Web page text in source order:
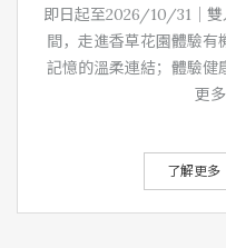
即日起至2026/10/31｜雙
間，走進香草花園體驗
記憶的溫柔連結；體驗健
更
了解更多